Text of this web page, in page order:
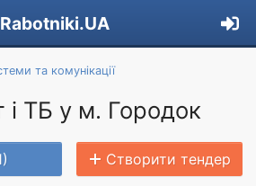
Rabotniki.UA
та комунікації
і ТБ у м. Городок
Створити тендер